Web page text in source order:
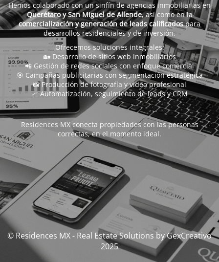
Hemos colaborado con un sinfín de agencias inmobiliarias en
Querétaro y San Miguel de Allende, así como en la
comercialización y generación de leads calificadospara
desarrollos residenciales y de inversión.
Ofrecemos soluciones integrales:
🏡 Desarrollo de sitios web inmobiliarios
📲 Gestión de redes sociales con enfoque comercial
🎯 Campañas publicitarias con segmentación estratégica
📸 Producción de fotografía y video profesional
📈 Automatización, seguimiento de leads y CRM
Residences MX conecta propiedades con las personas
correctas, en el momento ideal.
© Residences MX - Real Estate Solutions by GexCreativo
2025